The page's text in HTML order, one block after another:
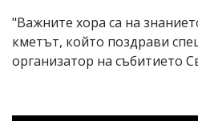
"Важните хора са на
кметът, който поздрави
организатор на събитието